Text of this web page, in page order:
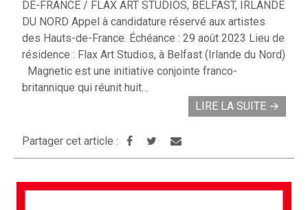
DE-FRANCE / FLAX ART STUDIOS, BELFAST, IRLANDE
DU NORD Appel à candidature réservé aux artistes
des Hauts-de-France. Échéance : 29 août 2023 Lieu de
résidence : Flax Art Studios, à Belfast (Irlande du Nord)
Magnetic est une initiative conjointe franco-
britannique qui réunit huit…
LIRE LA SUITE →
Partager cet article :